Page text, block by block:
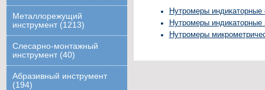
Металлорежущий
инструмент (1213)
Слесарно-монтажный
инструмент (40)
Абразивный инструмент
(194)
Нутромеры
Нутромеры
Нутромеры